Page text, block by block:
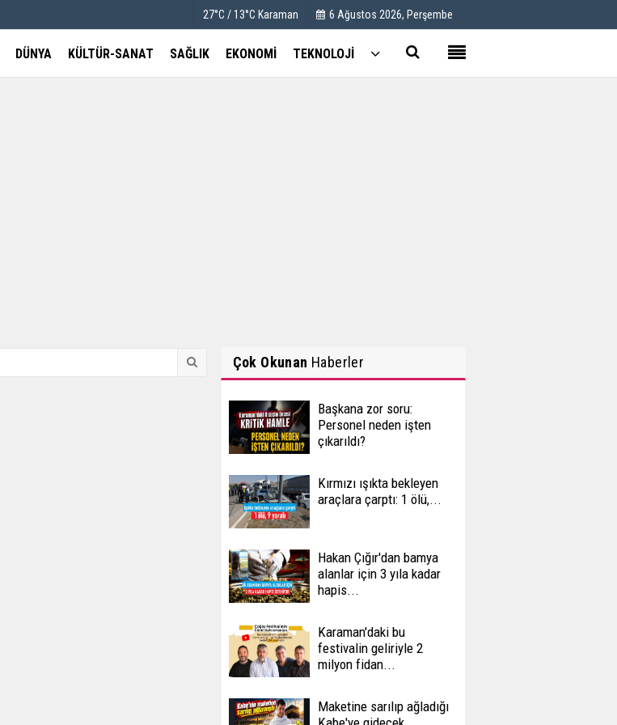
27°C / 13°C Karaman 6 Ağustos 2026, Perşembe
DÜNYA KÜLTÜR-SANAT SAĞLIK EKONOMİ TEKNOLOJİ
Çok Okunan Haberler
Başkana zor soru:
Personel neden işten
çıkarıldı?
Kırmızı ışıkta bekleyen
araçlara çarptı: 1 ölü,...
Hakan Çığır'dan bamya
alanlar için 3 yıla kadar
hapis...
Karaman'daki bu
festivalin geliriyle 2
milyon fidan...
Maketine sarılıp ağladığı